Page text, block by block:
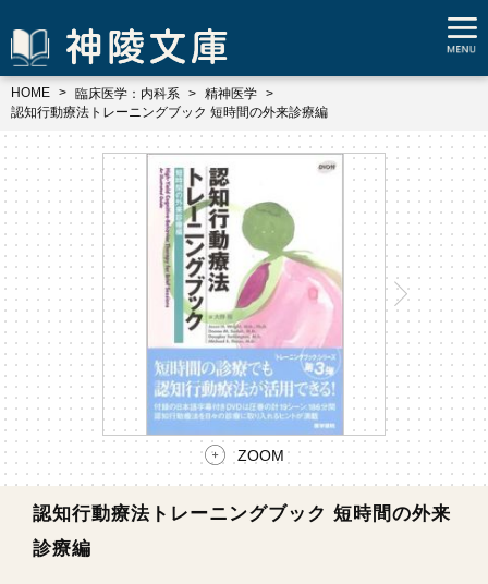
HOME 臨床医学：内科系
精神医学
認知行動療法トレーニングブック 短時間の外来診療編
ZOOM
認知行動療法トレーニングブック 短時間の外来
診療編